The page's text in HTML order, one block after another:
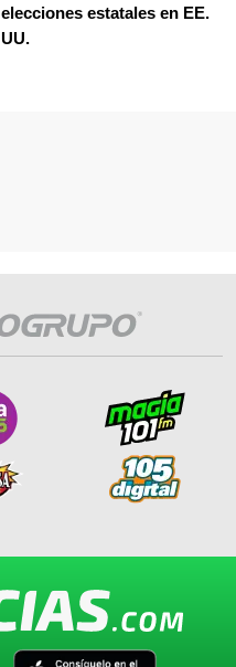
elecciones estatales en EE.
UU.